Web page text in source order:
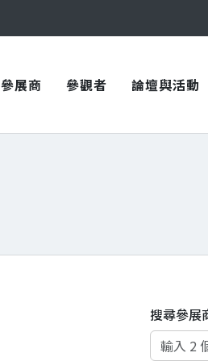
參展商 參觀者 論壇與活動
搜尋參展